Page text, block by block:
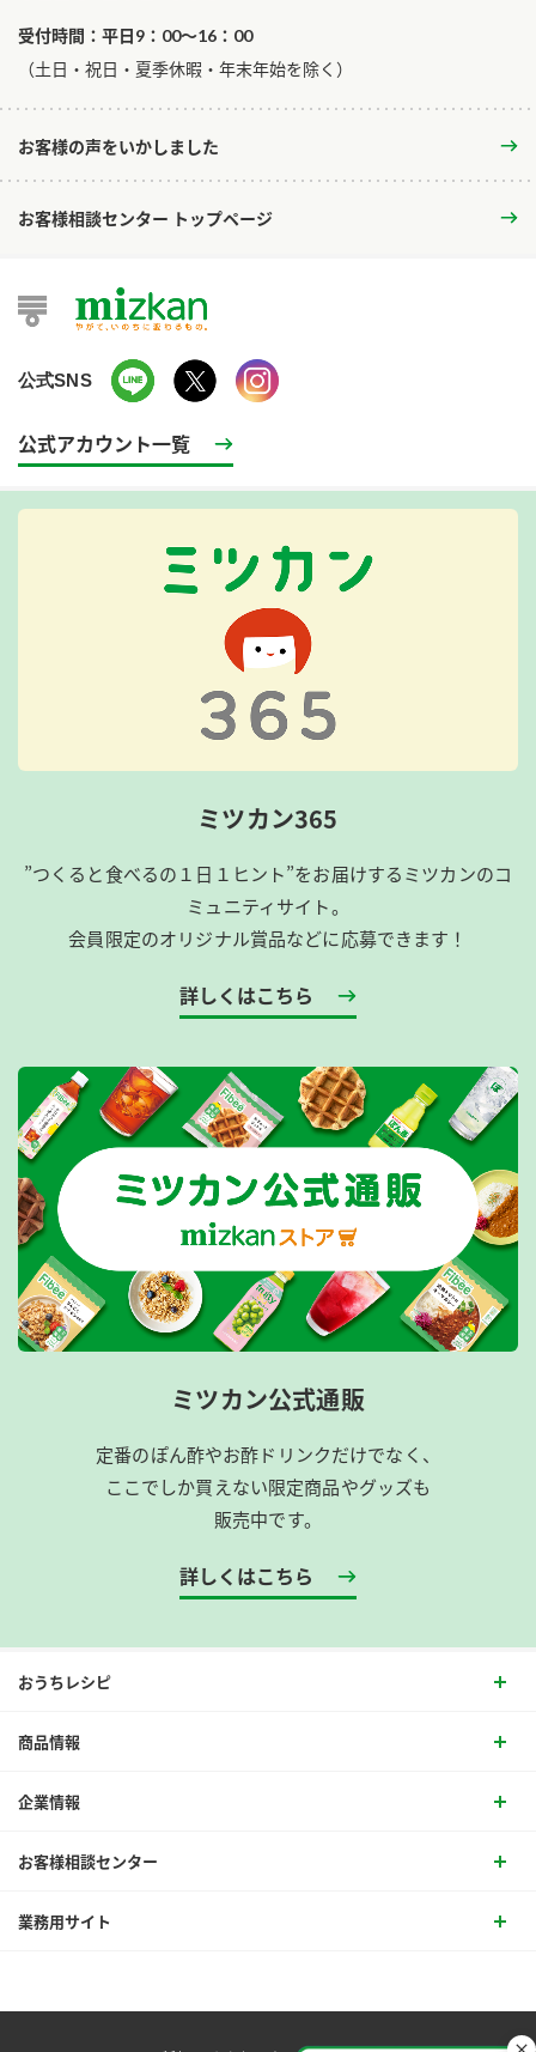
受付時間：平日9：00～16：00
​（土日・祝日・夏季休暇・年末年始を除く）
お客様の声をいかしました
お客様相談センター トップページ
公式SNS
公式アカウント一覧
ミツカン365
”つくると食べるの１日１ヒント”をお届けするミツカンのコ
ミュニティサイト。
会員限定のオリジナル賞品などに応募できます！
詳しくはこちら
ミツカン公式通販
定番のぽん酢やお酢ドリンクだけでなく、
ここでしか買えない限定商品やグッズも
販売中です。
詳しくはこちら
おうちレシピ
商品情報
企業情報
お客様相談センター
業務用サイト